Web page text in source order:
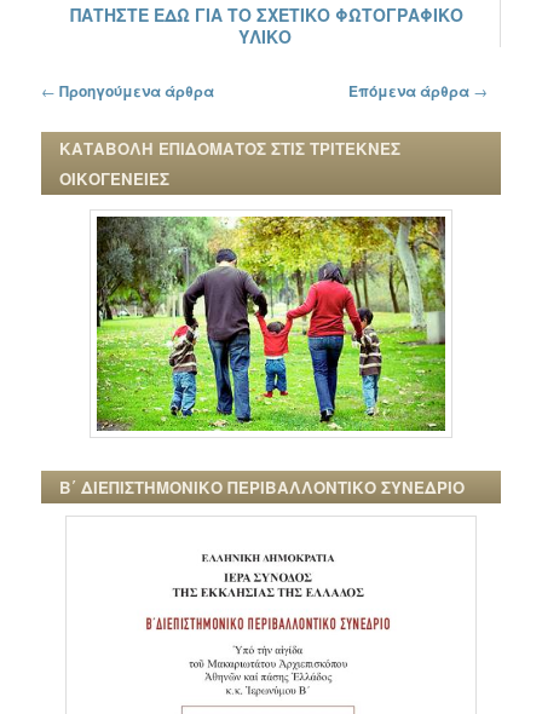
ΠΑΤΗΣΤΕ ΕΔΩ ΓΙΑ ΤΟ ΣΧΕΤΙΚΟ ΦΩΤΟΓΡΑΦΙΚΟ
ΥΛΙΚΟ
Πλοήγηση στα άρθρα
← Προηγούμενα άρθρα Επόμενα άρθρα →
ΚΑΤΑΒΟΛΗ ΕΠΙΔΟΜΑΤΟΣ ΣΤΙΣ ΤΡΙΤΕΚΝΕΣ
ΟΙΚΟΓΕΝΕΙΕΣ
Β΄ ΔΙΕΠΙΣΤΗΜΟΝΙΚΟ ΠΕΡΙΒΑΛΛΟΝΤΙΚΟ ΣΥΝΕΔΡΙΟ